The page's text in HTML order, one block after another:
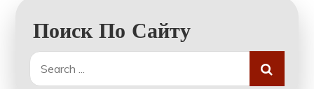
Поиск По Сайту
Search
for: